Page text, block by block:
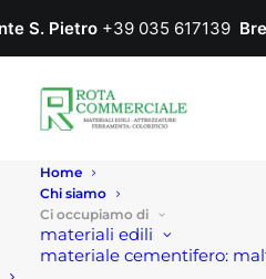
S. Pietro +39 035 617139
Home
Chi siamo
Ci occupiamo di
materiali edili
materiale cementifero: